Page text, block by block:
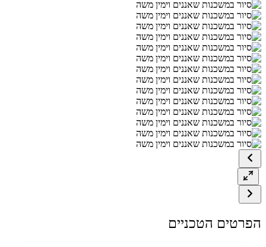
הפרטים הטכניים